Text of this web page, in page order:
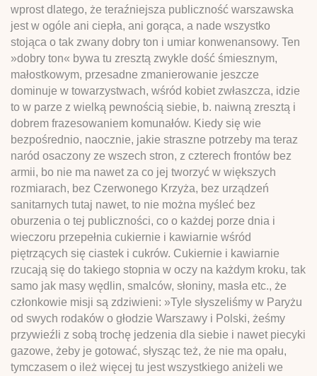
wprost dlatego, że teraźniejsza publiczność warszawska
jest w ogóle ani ciepła, ani gorąca, a nade wszystko
stojąca o tak zwany dobry ton i umiar konwenansowy. Ten
»dobry ton« bywa tu zresztą zwykle dość śmiesznym,
małostkowym, przesadne zmanierowanie jeszcze
dominuje w towarzystwach, wśród kobiet zwłaszcza, idzie
to w parze z wielką pewnością siebie, b. naiwną zresztą i
dobrem frazesowaniem komunałów. Kiedy się wie
bezpośrednio, naocznie, jakie straszne potrzeby ma teraz
naród osaczony ze wszech stron, z czterech frontów bez
armii, bo nie ma nawet za co jej tworzyć w większych
rozmiarach, bez Czerwonego Krzyża, bez urządzeń
sanitarnych tutaj nawet, to nie można myśleć bez
oburzenia o tej publiczności, co o każdej porze dnia i
wieczoru przepełnia cukiernie i kawiarnie wśród
piętrzących się ciastek i cukrów. Cukiernie i kawiarnie
rzucają się do takiego stopnia w oczy na każdym kroku, tak
samo jak masy wędlin, smalców, słoniny, masła etc., że
członkowie misji są zdziwieni: »Tyle słyszeliśmy w Paryżu
od swych rodaków o głodzie Warszawy i Polski, żeśmy
przywieźli z sobą trochę jedzenia dla siebie i nawet piecyki
gazowe, żeby je gotować, słysząc też, że nie ma opału,
tymczasem o ileż więcej tu jest wszystkiego aniżeli we